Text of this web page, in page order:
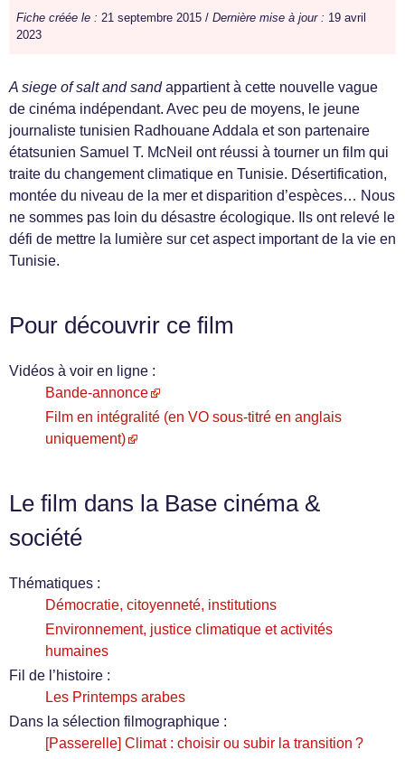
Fiche créée le : 21 septembre 2015 / Dernière mise à jour : 19 avril
2023
A siege of salt and sandappartient à cette nouvelle vague
de cinéma indépendant. Avec peu de moyens, le jeune
journaliste tunisien Radhouane Addala et son partenaire
étatsunien Samuel T. McNeil ont réussi à tourner un film qui
traite du changement climatique en Tunisie. Désertification,
montée du niveau de la mer et disparition d’espèces… Nous
ne sommes pas loin du désastre écologique. Ils ont relevé le
défi de mettre la lumière sur cet aspect important de la vie en
Tunisie.
Pour découvrir ce film
Vidéos à voir en ligne :
Bande-annonce
Film en intégralité (en VO sous-titré en anglais
uniquement)
Le film dans la Base cinéma &
société
Thématiques :
Démocratie, citoyenneté, institutions
Environnement, justice climatique et activités
humaines
Fil de l’histoire :
Les Printemps arabes
Dans la sélection filmographique :
[Passerelle] Climat : choisir ou subir la transition ?